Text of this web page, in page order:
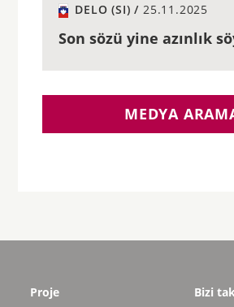
DELO (SI) / 25.11.2025
Son sözü yine azınlık
MEDYA
Proje Bizi